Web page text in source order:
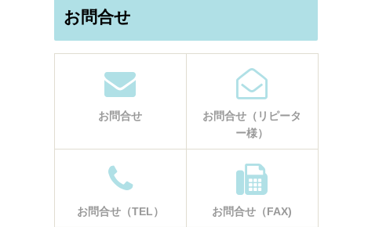
お問合せ
お問合せ
お問合せ（リピータ
ー様）
お問合せ（TEL） お問合せ（FAX)